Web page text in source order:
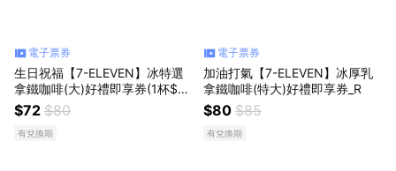
電子票券
生日祝福【7-ELEVEN】冰特選
拿鐵咖啡(大)好禮即享券(1杯$7
2/1組$144，最低購買2杯)_R
$72 $80
有兌換期
電子票券
加油打氣【7-ELEVEN】冰厚乳
拿鐵咖啡(特大)好禮即享券_R
$80 $85
有兌換期